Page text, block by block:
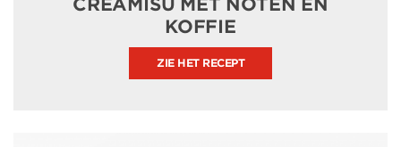
KOFFIE
ZIE HET RECEPT